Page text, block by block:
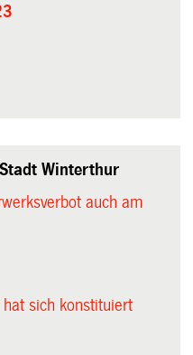
Winterthur
auch am
hat sich konstituiert